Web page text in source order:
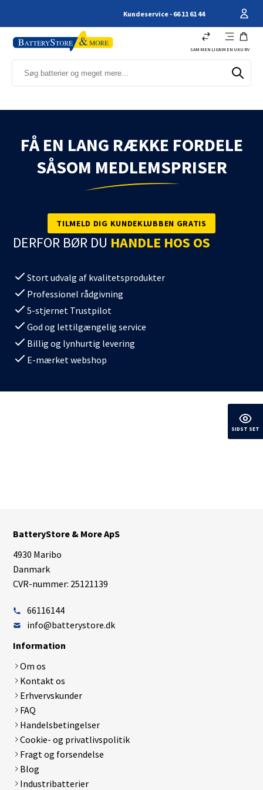
Kundeservice - 66 11 61 44
SAMMENLIGN MENU KURV
FÅ EN LANG RÆKKE FORDELE
SÅSOM MEDLEMSPRISER
TILMELD DIG KUNDEKLUBBEN GRATIS
DERFOR BØR DU HANDLE HOS OS
Stort udvalg af kvalitetsprodukter
Professionel rådgivning
5-stjernet Trustpilot
God og lettilgængelig service
Billig og lynhurtig levering
E-mærket webshop
BatteryStore & More ApS
4930 Maribo
Danmark
CVR-nummer: 25121139
66116144
info@batterystore.dk
Information
Om os
Kontakt os
Erhvervskunder
FAQ
Handelsbetingelser
Cookie- og privatlivspolitik
Fragt og forsendelse
Blog
Industribatterier
SIDST SET